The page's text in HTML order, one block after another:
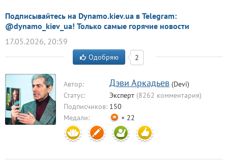
Подписывайтесь на Dynamo.kiev.ua в Telegram:
@dynamo_kiev_ua! Только самые горячие новости
17.05.2026, 20:59
Одобряю 2
Автор: Дэви Аркадьев (Devi)
Статус:
Эксперт (8262 комментария)
Подписчиков: 150
Медали:
× 22